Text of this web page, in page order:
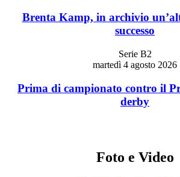
Brenta Kamp, in archivio
successo
Serie B2
martedì 4 agosto 2026
Prima di campionato contro il
derby
Foto e Video